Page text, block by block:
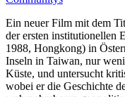
Ein neuer Film mit dem
der ersten institutionellen
1988, Hongkong) in
Inseln in Taiwan, nur
Küste, und untersucht
wobei er die Geschichte